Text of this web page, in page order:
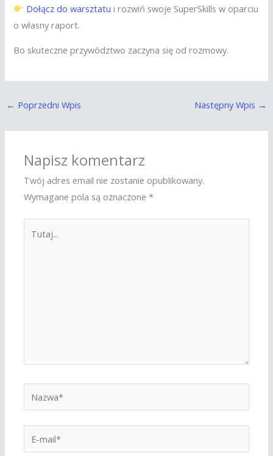
Dołącz do warsztatu i rozwiń swoje SuperSkills w oparciu
o własny raport.
Bo skuteczne przywództwo zaczyna się od rozmowy.
← Poprzedni Wpis Następny Wpis →
Napisz komentarz
Twój adres email nie zostanie opublikowany.
Wymagane pola są oznaczone*
mail*